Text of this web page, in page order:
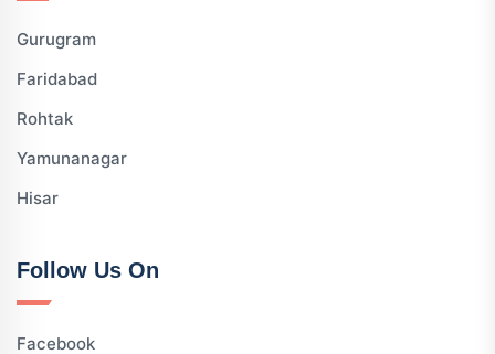
Gurugram
Faridabad
Rohtak
Yamunanagar
Hisar
Follow Us On
Facebook